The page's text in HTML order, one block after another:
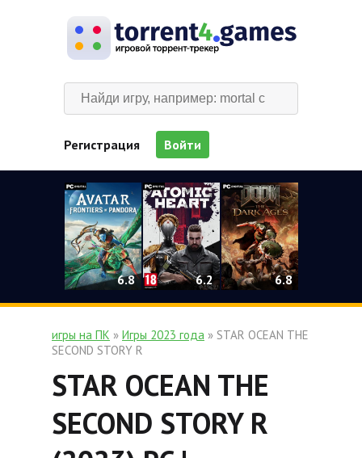
Регистрация Войти
6.8 6.2 6.8
игры на ПК » Игры 2023 года » STAR OCEAN THE
SECOND STORY R
STAR OCEAN THE
SECOND STORY R